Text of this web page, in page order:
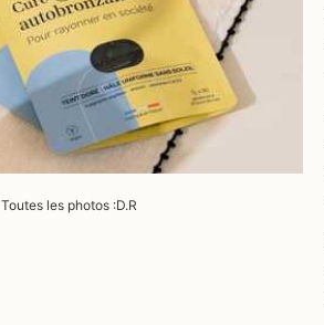
Toutes les photos :D.R